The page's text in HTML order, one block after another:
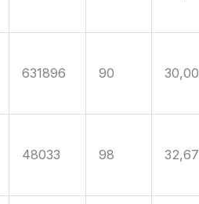
631896 90 30,00
48033 98 32,67